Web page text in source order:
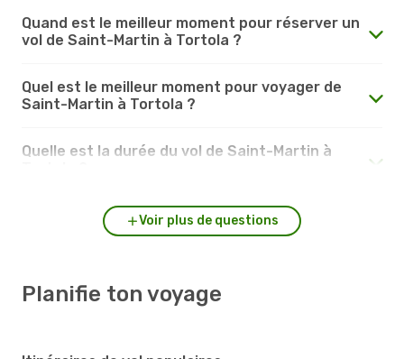
Quand est le meilleur moment pour réserver un
vol de Saint-Martin à Tortola ?
Quel est le meilleur moment pour voyager de
Saint-Martin à Tortola ?
Quelle est la durée du vol de Saint-Martin à
Voir plus de questions
Planifie ton voyage